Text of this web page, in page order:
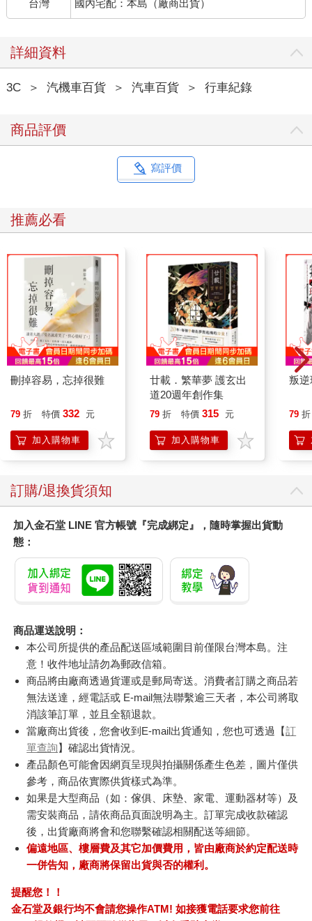
台灣 國內宅配：本島（廠商出貨）
詳細資料
3C ＞ 汽機車百貨 ＞ 汽車百貨 ＞ 行車紀錄
商品評價
寫評價
推薦必看
刪掉容易，忘掉很難
79 折 特價 332 元
加入購物車
廿載．繁華夢 護玄出
道20週年創作集
79 折 特價 315 元
加入購物車
叛逆
79 折
訂購/退換貨須知
加入金石堂 LINE 官方帳號『完成綁定』，隨時掌握出貨動
態：
商品運送說明：
本公司所提供的產品配送區域範圍目前僅限台灣本島。注
意！收件地址請勿為郵政信箱。
商品將由廠商透過貨運或是郵局寄送。消費者訂購之商品若
無法送達，經電話或 E-mail無法聯繫逾三天者，本公司將取
消該筆訂單，並且全額退款。
當廠商出貨後，您會收到E-mail出貨通知，您也可透過【訂
單查詢】確認出貨情況。
產品顏色可能會因網頁呈現與拍攝關係產生色差，圖片僅供
參考，商品依實際供貨樣式為準。
如果是大型商品（如：傢俱、床墊、家電、運動器材等）及
需安裝商品，請依商品頁面說明為主。訂單完成收款確認
後，出貨廠商將會和您聯繫確認相關配送等細節。
偏遠地區、樓層費及其它加價費用，皆由廠商於約定配送時
一併告知，廠商將保留出貨與否的權利。
提醒您！！
金石堂及銀行均不會請您操作ATM! 如接獲電話要求您前往